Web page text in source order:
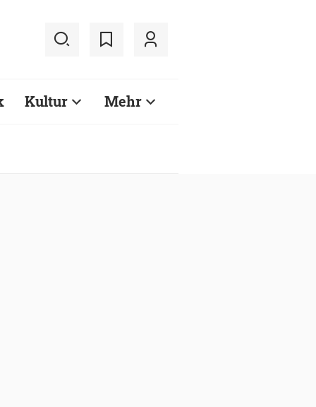
Kultur Mehr